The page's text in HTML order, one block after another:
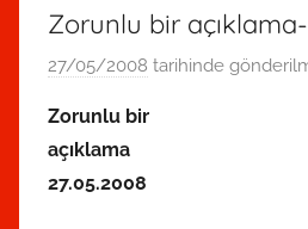
oradadır!
Zorunlu bir
27/05/2008 tarihinde
Zorunlu bir
27.05.2008